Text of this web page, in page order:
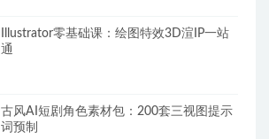
Illustrator零基础课：绘图特效3D渲IP一站
通
古风AI短剧角色素材包：200套三视图提示
词预制